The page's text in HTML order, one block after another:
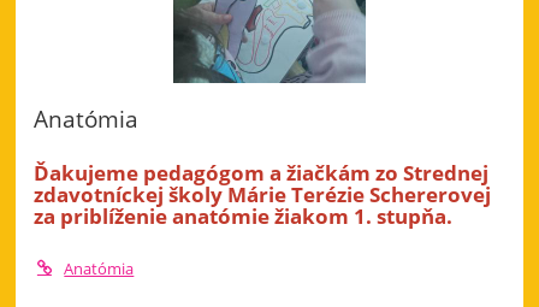
Anatómia
Ďakujeme pedagógom a žiačkám zo Strednej
zdavotníckej školy Márie Terézie Schererovej
za priblíženie anatómie žiakom 1. stupňa.
Anatómia